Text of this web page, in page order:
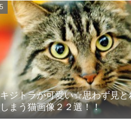
キジトラが可愛い☆思わず見と
しまう猫画像２２選！！